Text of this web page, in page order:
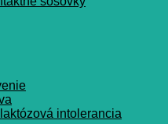
intolerancia